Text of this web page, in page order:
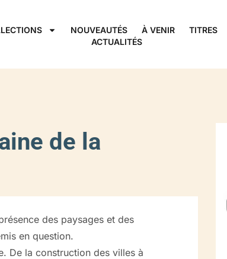
NOUVEAUTÉS À VENIR TITRES
ACTUALITÉS
de la
des paysages et des
en question.
De la construction des villes à